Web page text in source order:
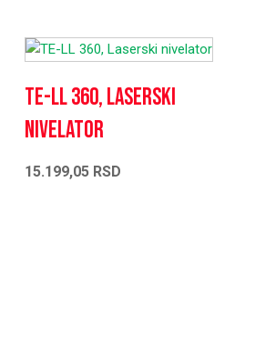
TE-LL 360, Laserski
nivelator
15.199,05 RSD